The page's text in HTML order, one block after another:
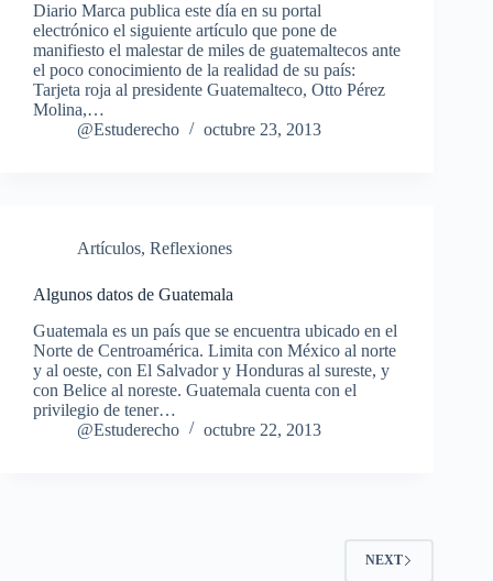
Diario Marca publica este día en su portal
electrónico el siguiente artículo que pone de
manifiesto el malestar de miles de guatemaltecos ante
el poco conocimiento de la realidad de su país:
Tarjeta roja al presidente Guatemalteco, Otto Pérez
Molina,…
@Estuderecho
octubre 23, 2013
Artículos, Reflexiones
Algunos datos de Guatemala
Guatemala es un país que se encuentra ubicado en el
Norte de Centroamérica. Limita con México al norte
y al oeste, con El Salvador y Honduras al sureste, y
con Belice al noreste. Guatemala cuenta con el
privilegio de tener…
@Estuderecho
octubre 22, 2013
NEXT